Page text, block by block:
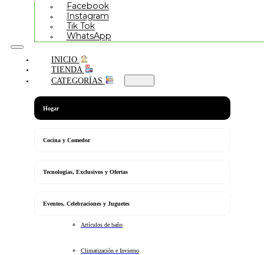
Facebook
Instagram
Tik Tok
WhatsApp
INICIO
TIENDA
CATEGORÍAS
Hogar
Cocina y Comedor
Tecnologias, Exclusivos y Ofertas
Eventos, Celebraciones y Juguetes
Artículos de baño
Climatización e Invierno